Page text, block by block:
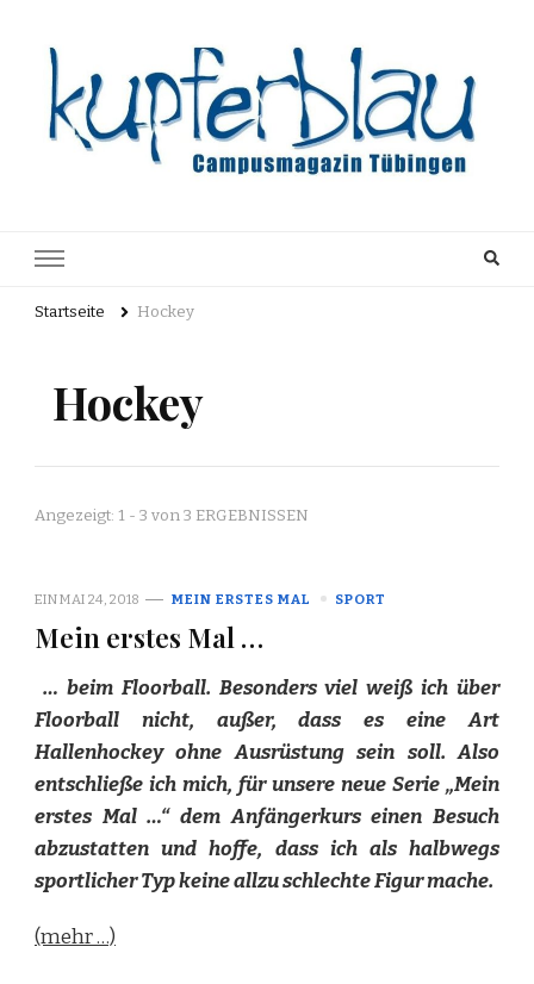
Archiv
Startseite Hockey
Hockey
Angezeigt: 1 - 3 von 3 ERGEBNISSEN
EINMAI 24, 2018 MEIN ERSTES MAL SPORT
Mein erstes Mal …
… beim Floorball. Besonders viel weiß ich über
Floorball nicht, außer, dass es eine Art
Hallenhockey ohne Ausrüstung sein soll. Also
entschließe ich mich, für unsere neue Serie „Mein
erstes Mal …“ dem Anfängerkurs einen Besuch
abzustatten und hoffe, dass ich als halbwegs
sportlicher Typ keine allzu schlechte Figur mache.
(mehr …)